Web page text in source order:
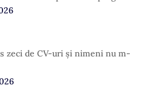
zeci de CV-uri și nimeni nu m-